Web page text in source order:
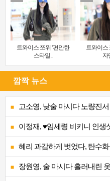
트와이스 쯔위 ‘편안한
스타일..
트와이스
자
깜짝 뉴스
고소영, 낮술 마시다 노량진
이정재, ♥임세령 비키니 인
혜리 과감하게 벗었다, 탄수
장원영, 술 마시다 흘러내린